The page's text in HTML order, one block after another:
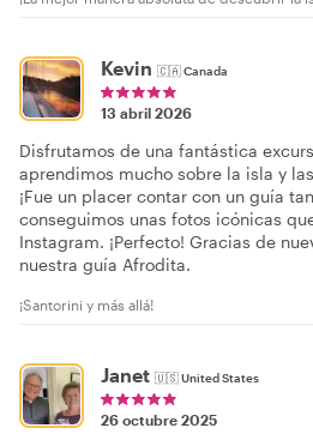
Kevin 🇨🇦Canada
13 abril 2026
Disfrutamos de una fantástica
aprendimos mucho sobre la isla y
¡Fue un placer contar con un guía
conseguimos unas fotos icónicas
Instagram. ¡Perfecto! Gracias de
nuestra guía Afrodita.
¡Santorini y más allá!
Janet 🇺🇸United States
26 octubre 2025